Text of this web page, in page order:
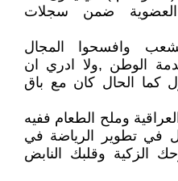
ضمن سجلات
وافسحوا المجال
الوطن ,ولا ادري ان
كما الحال كان مع باق
وملح الطعام ففيه
في تطوير الرياضة في
الزكية وقلبك النابض